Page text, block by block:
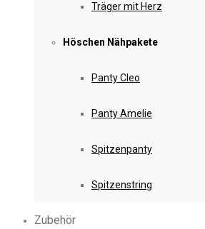
Träger mit Herz
Höschen Nähpakete
Panty Cleo
Panty Amelie
Spitzenpanty
Spitzenstring
Zubehör